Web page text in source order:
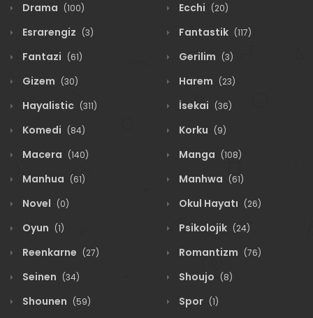
Drama (100) Ecchi (20)
Esrarengiz (3) Fantastik (117)
Fantazi (61) Gerilim (3)
Gizem (30) Harem (23)
Hayalistic (311) İsekai (36)
Komedi (84) Korku (9)
Macera (140) Manga (108)
Manhua (61) Manhwa (61)
Novel (0) Okul Hayatı (26)
Oyun (1) Psikolojik (24)
Reenkarne (27) Romantizm (76)
Seinen (34) Shoujo (8)
Shounen (59) Spor (1)